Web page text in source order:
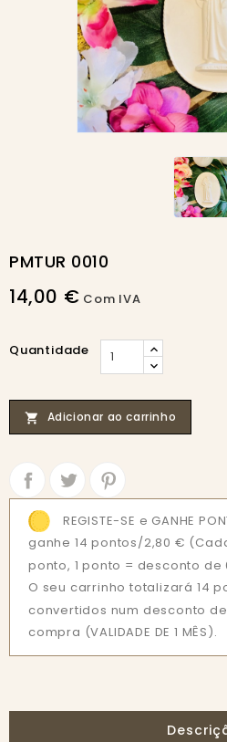
PMTUR 0010
14,00 € Com IVA
Quantidade
 Adicionar ao carrinho
REGISTE-SE e GANHE
ganhe 14 pontos/2,80 €
ponto, 1 ponto = desconto de
O seu carrinho totalizará 14
convertidos num desconto
compra (VALIDADE DE 1 MÊS).